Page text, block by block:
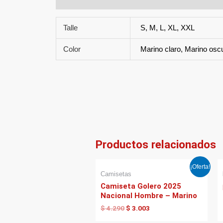
Talle S, M, L, XL, XXL
Color Marino claro, Marino
Productos relacionados
¡Oferta!
Camisetas
Camiseta Golero 2025
Nacional Hombre – Marino
$4.290
precio
era:
$ 4.290.
$ 3.003
es:
$ 3.003.